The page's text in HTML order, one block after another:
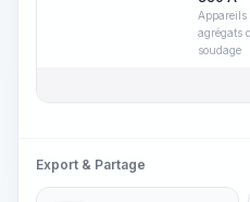
Appareils
agrégats
soudage
Export & Partage